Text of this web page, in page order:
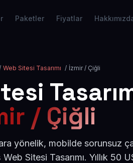
Paketler Fiyatlar
Web Sitesi Tasarımı / İzmir / Çiğli
/ Çiğli
yönelik, mobilde sorunsuz
Sitesi Tasarımı. Yıllık 50